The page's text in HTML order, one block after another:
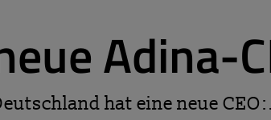
Adina-
hat eine neue